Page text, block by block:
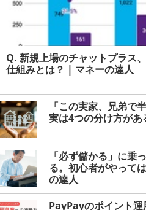
Q. 新規上場のチャットプラス
仕組みとは？ | マネーの達人
「この実家、兄弟で
実は4つの分け方が
「必ず儲かる」に乗
る。初心者がやって
の達人
PayPayのポイント